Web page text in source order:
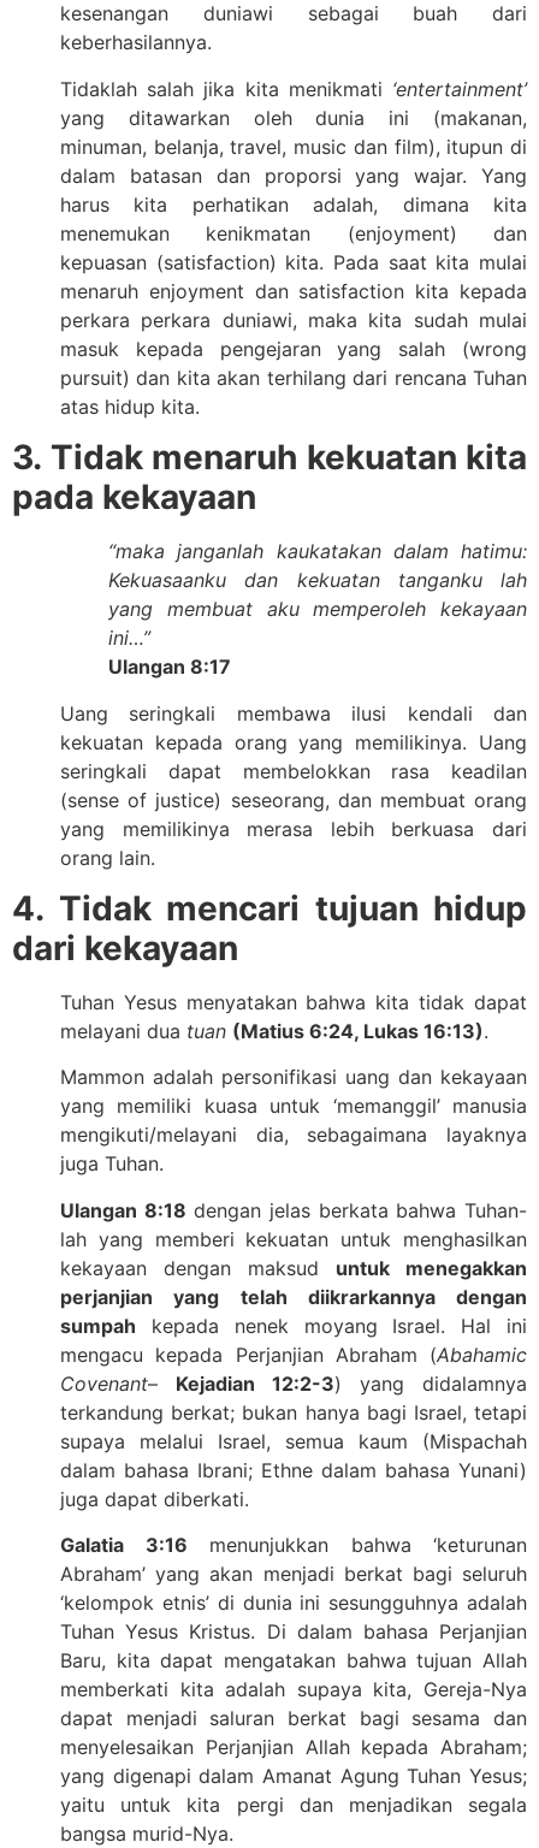
kesenangan duniawi sebagai buah dari
keberhasilannya.
Tidaklah salah jika kita menikmati ‘entertainment’
yang ditawarkan oleh dunia ini (makanan,
minuman, belanja, travel, music dan film), itupun di
dalam batasan dan proporsi yang wajar. Yang
harus kita perhatikan adalah, dimana kita
menemukan kenikmatan (enjoyment) dan
kepuasan (satisfaction) kita. Pada saat kita mulai
menaruh enjoyment dan satisfaction kita kepada
perkara perkara duniawi, maka kita sudah mulai
masuk kepada pengejaran yang salah (wrong
pursuit) dan kita akan terhilang dari rencana Tuhan
atas hidup kita.
3. Tidak menaruh kekuatan kita
pada kekayaan
“maka janganlah kaukatakan dalam hatimu:
Kekuasaanku dan kekuatan tanganku lah
yang membuat aku memperoleh kekayaan
ini…”
Ulangan 8:17
Uang seringkali membawa ilusi kendali dan
kekuatan kepada orang yang memilikinya. Uang
seringkali dapat membelokkan rasa keadilan
(sense of justice) seseorang, dan membuat orang
yang memilikinya merasa lebih berkuasa dari
orang lain.
4. Tidak mencari tujuan hidup
dari kekayaan
Tuhan Yesus menyatakan bahwa kita tidak dapat
melayani dua tuan (Matius 6:24, Lukas 16:13).
Mammon adalah personifikasi uang dan kekayaan
yang memiliki kuasa untuk ‘memanggil’ manusia
mengikuti/melayani dia, sebagaimana layaknya
juga Tuhan.
Ulangan 8:18 dengan jelas berkata bahwa Tuhan-
lah yang memberi kekuatan untuk menghasilkan
kekayaan dengan maksud untuk menegakkan
perjanjian yang telah diikrarkannya dengan
sumpah kepada nenek moyang Israel. Hal ini
mengacu kepada Perjanjian Abraham (Abahamic
Covenant– Kejadian 12:2-3) yang didalamnya
terkandung berkat; bukan hanya bagi Israel, tetapi
supaya melalui Israel, semua kaum (Mispachah
dalam bahasa Ibrani; Ethne dalam bahasa Yunani)
juga dapat diberkati.
Galatia 3:16 menunjukkan bahwa ‘keturunan
Abraham’ yang akan menjadi berkat bagi seluruh
‘kelompok etnis’ di dunia ini sesungguhnya adalah
Tuhan Yesus Kristus. Di dalam bahasa Perjanjian
Baru, kita dapat mengatakan bahwa tujuan Allah
memberkati kita adalah supaya kita, Gereja-Nya
dapat menjadi saluran berkat bagi sesama dan
menyelesaikan Perjanjian Allah kepada Abraham;
yang digenapi dalam Amanat Agung Tuhan Yesus;
yaitu untuk kita pergi dan menjadikan segala
bangsa murid-Nya.